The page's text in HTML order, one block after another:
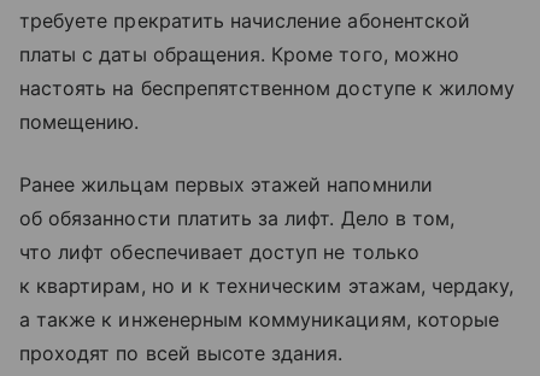
требуете прекратить начисление абонентской
платы с даты обращения. Кроме того, можно
настоять на беспрепятственном доступе к жилому
помещению.
Ранее жильцам первых этажей напомнили
об обязанности платить за лифт. Дело в том,
что лифт обеспечивает доступ не только
к квартирам, но и к техническим этажам, чердаку,
а также к инженерным коммуникациям, которые
проходят по всей высоте здания.